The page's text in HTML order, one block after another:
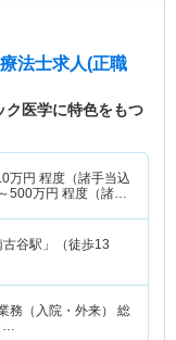
法士求人(正職
ク医学に特色をもつ
万円 程度（諸手当込
500万円 程度（諸手
古谷駅」（徒歩13
務（入院・外来） 総
…